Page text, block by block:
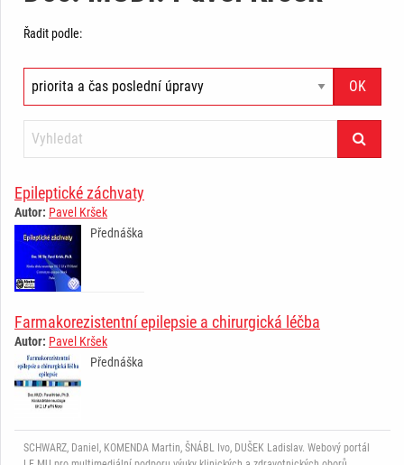
Řadit podle:
Epileptické záchvaty
Autor: Pavel Kršek
Přednáška
Farmakorezistentní epilepsie a chirurgická léčba
Autor: Pavel Kršek
Přednáška
SCHWARZ, Daniel, KOMENDA Martin, ŠNÁBL Ivo, DUŠEK Ladislav. Webový portál